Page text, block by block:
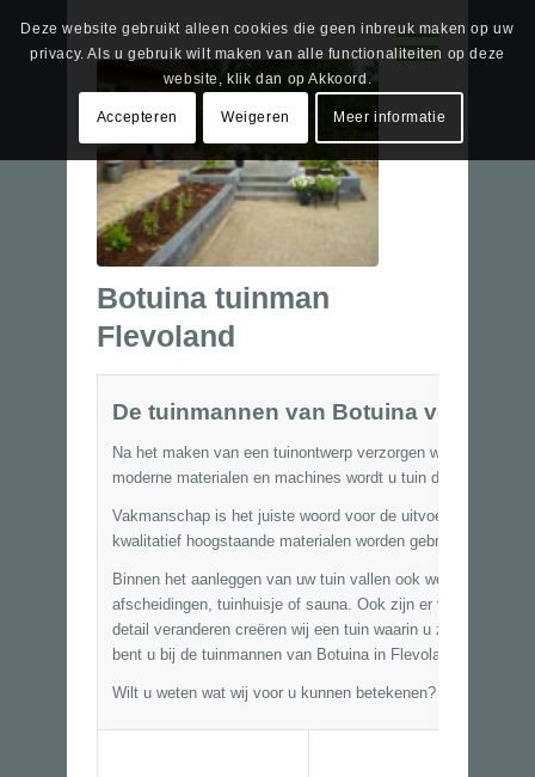
Botuina tuinman
Flevoland
De tuinmannen van Botuina
Na het maken van een tuinontwerp verzorgen wij ook graag
moderne materialen en machines wordt u tuin door een
Vakmanschap is het juiste woord voor de uitvoering van de
kwalitatief hoogstaande materialen worden gebruikt die op
Binnen het aanleggen van uw tuin vallen ook
afscheidingen , tuinhuisje of sauna. Ook zijn er vele
detail veranderen creëren wij een tuin waarin u zich echt
bent u bij de tuinmannen van Botuina in Flevoland aan het
Wilt u weten wat wij voor u kunnen betekenen? Wij komen
Deze website gebruikt alleen cookies die geen inbreuk maken op uw
privacy. Als u gebruik wilt maken van alle functionaliteiten op deze
website, klik dan op Akkoord.
Accepteren Weigeren Meer informatie